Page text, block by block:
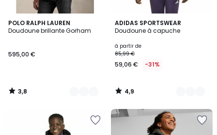
POLO RALPH LAUREN
Doudoune brillante Gorham
595,00 €
3,8
/ 5
2
Couleurs
3,8
/
ADIDAS SPORTSWEAR
Doudoune à capuche
à partir de
85,99 €
59,06 € -31%
4,9
/ 5
2
Couleurs
4,9
/